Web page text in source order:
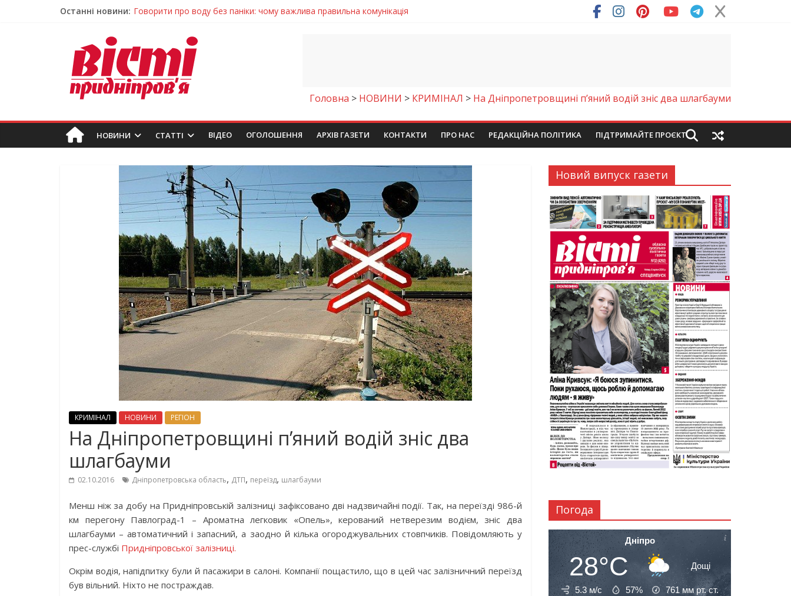
Останні новини: Говорити про воду без паніки: чому важлива правильна комунікація
У Дніпрі триває масштабна підготовка до опалювального сезону
Пошуки тривають: на Дніпропетровщині досліджують місце розташування легендарного монастиря (Фото)
Погода та прикмети на неділю, 9 серпня 2026 року
Головна > НОВИНИ > КРИМІНАЛ > На Дніпропетровщині п’яний водій зніс два шлагбауми
НОВИНИ СТАТТІ ВIДЕО ОГОЛОШЕННЯ АРХІВ ГАЗЕТИ КОНТАКТИ ПРО НАС РЕДАКЦІЙНА ПОЛІТИКА ПІДТРИМАЙТЕ ПРОЄКТ
КРИМІНАЛ НОВИНИ РЕГІОН
На Дніпропетровщині п’яний водій зніс два
шлагбауми
02.10.2016 Дніпропетровська область, ДТП, переїзд, шлагбауми
Менш ніж за добу на Придніпровській залізниці зафіксовано дві надзвичайні події. Так, на переїзді 986-й
км перегону Павлоград-1 – Ароматна легковик «Опель», керований нетверезим водієм, зніс два
шлагбауми – автоматичний і запасний, а заодно й кілька огороджувальних стовпчиків. Повідомляють у
прес-службі Придніпровської залізниці.
Окрім водія, напідпитку були й пасажири в салоні. Компанії пощастило, що в цей час залізничний переїзд
був вільний. Ніхто не постраждав.
Новий випуск газети
Погода
Дніпро
28°C Дощі
5.3 м/с 57% 761 мм рт. ст.